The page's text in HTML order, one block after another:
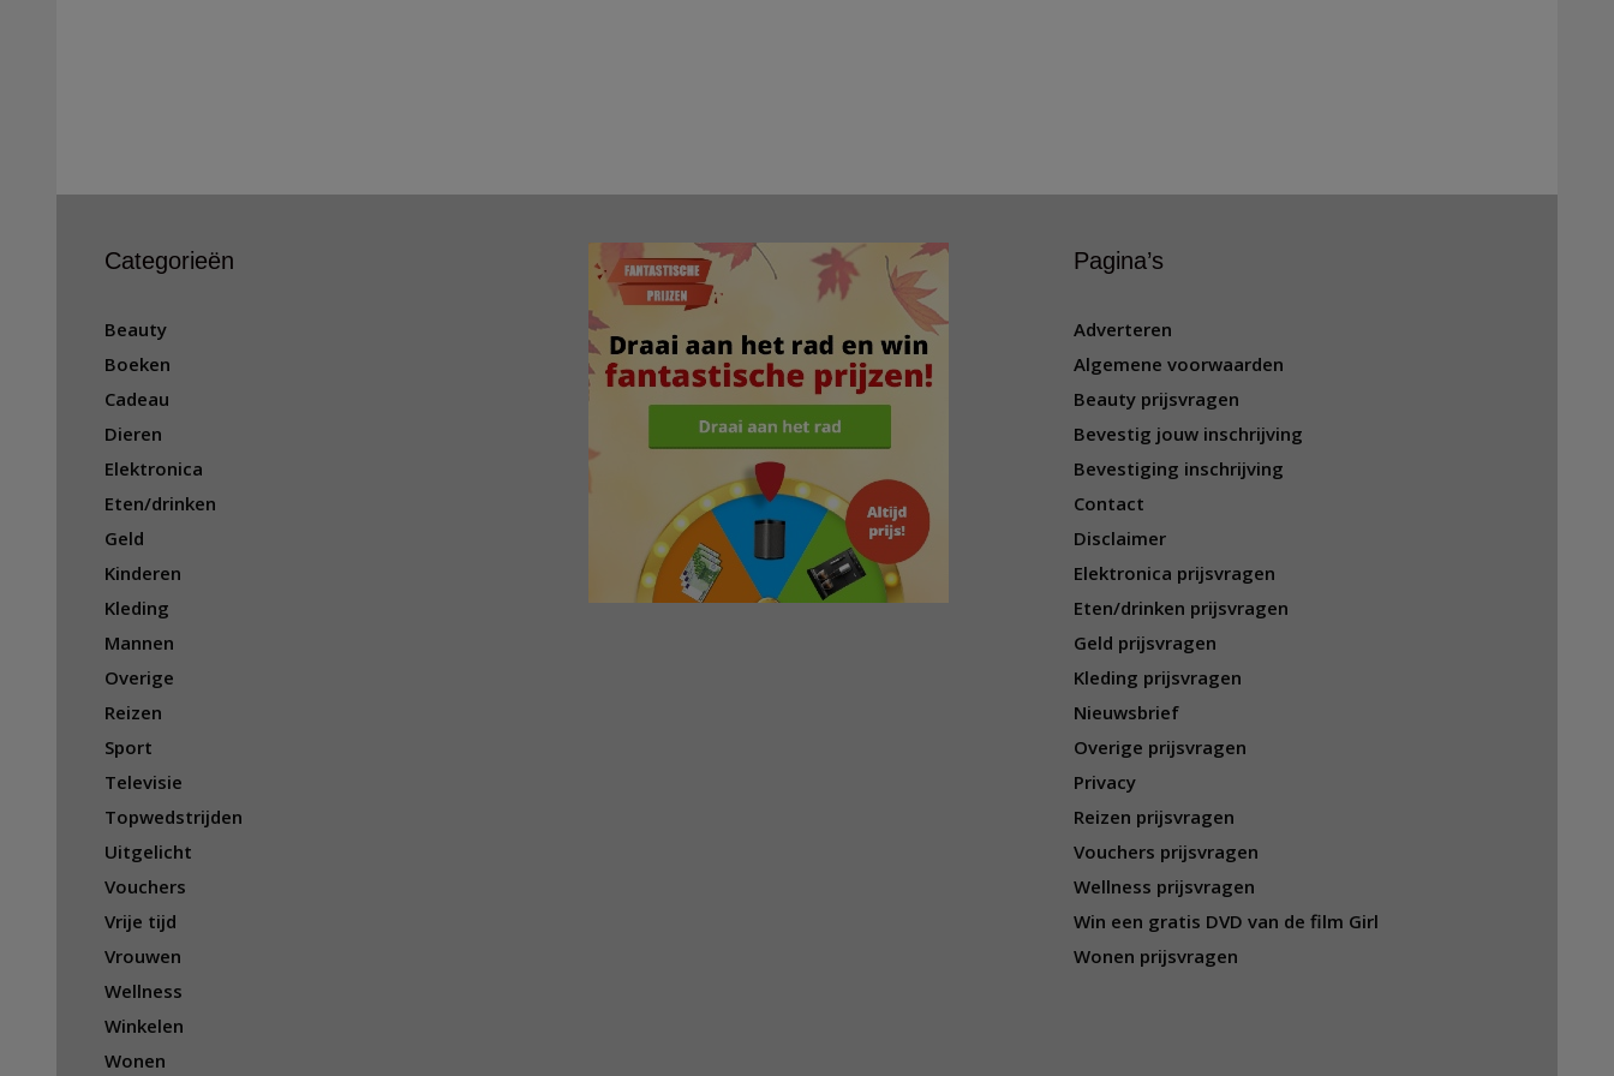
Categorieën
Beauty
Boeken
Cadeau
Dieren
Elektronica
Eten/drinken
Geld
Kinderen
Kleding
Mannen
Overige
Reizen
Sport
Televisie
Topwedstrijden
Uitgelicht
Vouchers
Vrije tijd
Vrouwen
Wellness
Winkelen
Wonen
Pagina’s
Adverteren
Algemene voorwaarden
Beauty prijsvragen
Bevestig jouw inschrijving
Bevestiging inschrijving
Contact
Disclaimer
Elektronica prijsvragen
Eten/drinken prijsvragen
Geld prijsvragen
Kleding prijsvragen
Nieuwsbrief
Overige prijsvragen
Privacy
Reizen prijsvragen
Vouchers prijsvragen
Wellness prijsvragen
Win een gratis DVD van de film Girl
Wonen prijsvragen